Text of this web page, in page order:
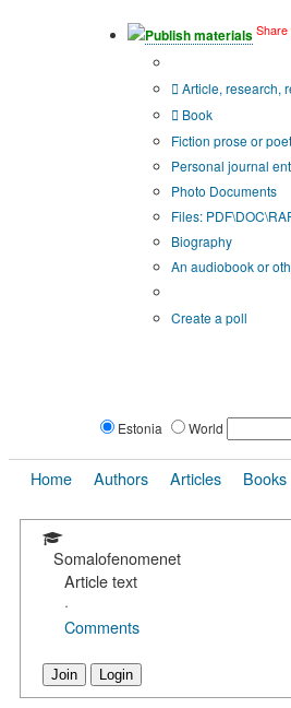
Publish materials Share
Article, research,
Book
Fiction prose or
Personal journal
Photo Documents
Files:
Biography
An audiobook or
Create a poll
Estonia World
Home Authors Articles Books
Somalofenomenet
Article text
·
Comments
Join Login